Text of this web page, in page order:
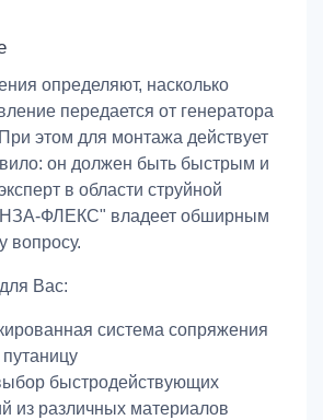
определяют, насколько
передается от генератора
этом для монтажа действует
он должен быть быстрым и
в области струйной
ФЛЕКС" владеет обширным
вопросу.
Вас:
система сопряжения
быстродействующих
из различных материалов